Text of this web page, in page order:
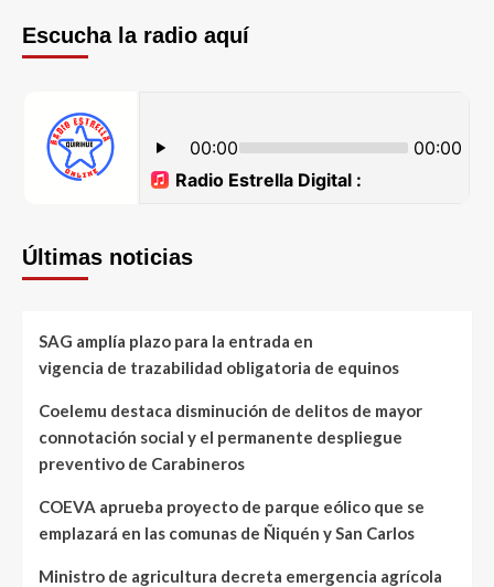
Escucha la radio aquí
Últimas noticias
SAG amplía plazo para la entrada en
vigencia de trazabilidad obligatoria de equinos
Coelemu destaca disminución de delitos de mayor
connotación social y el permanente despliegue
preventivo de Carabineros
COEVA aprueba proyecto de parque eólico que se
emplazará en las comunas de Ñiquén y San Carlos
Ministro de agricultura decreta emergencia agrícola